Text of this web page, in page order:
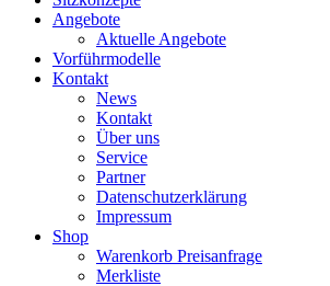
Angebote
Aktuelle Angebote
Vorführmodelle
Kontakt
News
Kontakt
Über uns
Service
Partner
Datenschutzerklärung
Impressum
Shop
Warenkorb Preisanfrage
Merkliste